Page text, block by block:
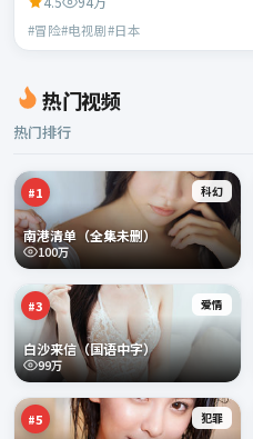
#冒险#电视剧#日本
热门视频
热门排行
#1 科幻
南港清单（全集未删）
100万
#3 爱情
白沙来信（国语中字）
99万
#5 犯罪